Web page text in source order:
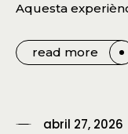
Aquesta
read more
abril 27, 2026